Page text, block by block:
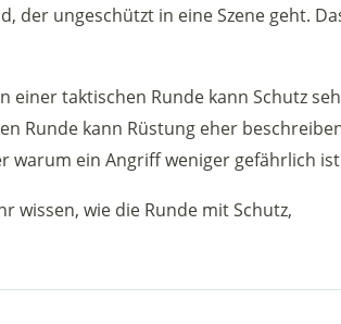
der ungeschützt in eine Szene geht.
einer taktischen Runde kann Schutz
Runde kann Rüstung eher
warum ein Angriff weniger gefährlich
wissen, wie die Runde mit Schutz,